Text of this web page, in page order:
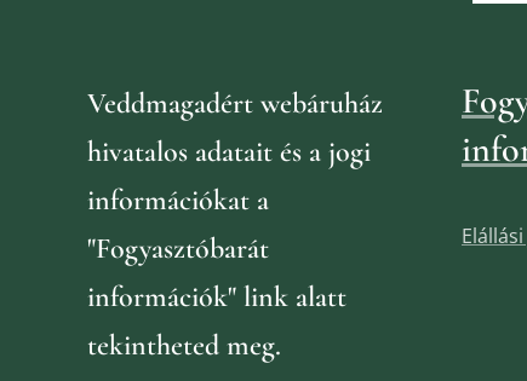
Veddmagadért webáruház
hivatalos adatait és a jogi
információkat a
"Fogyasztóbarát
információk" link alatt
tekintheted meg.